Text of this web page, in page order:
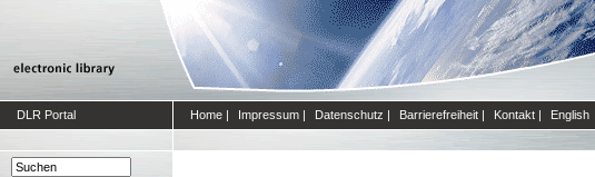
DLR Portal Home | Impressum | Datenschutz | Barrierefreiheit | Kontakt | English